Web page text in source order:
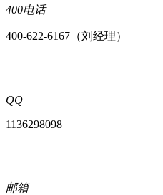
400电话
400-622-6167（刘经理）
QQ
1136298098
邮箱